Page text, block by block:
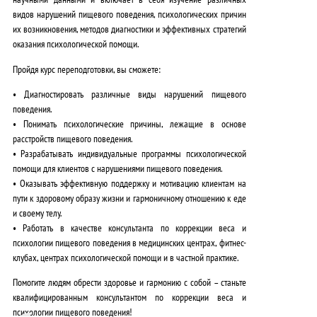
видов нарушений пищевого поведения, психологических причин
их возникновения, методов диагностики и эффективных стратегий
оказания психологической помощи.
Пройдя курс переподготовки, вы сможете:
• Диагностировать различные виды нарушений пищевого
поведения.
• Понимать психологические причины, лежащие в основе
расстройств пищевого поведения.
• Разрабатывать индивидуальные программы психологической
помощи для клиентов с нарушениями пищевого поведения.
• Оказывать эффективную поддержку и мотивацию клиентам на
пути к здоровому образу жизни и гармоничному отношению к еде
и своему телу.
• Работать в качестве консультанта по коррекции веса и
психологии пищевого поведения в медицинских центрах, фитнес-
клубах, центрах психологической помощи и в частной практике.
Помогите людям обрести здоровье и гармонию с собой – станьте
квалифицированным консультантом по коррекции веса и
психологии пищевого поведения!